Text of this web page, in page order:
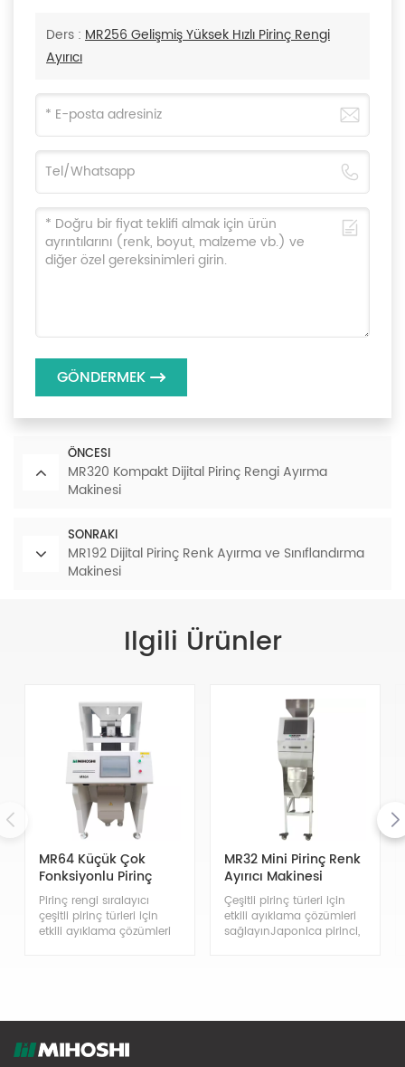
Ders : MR256 Gelişmiş Yüksek Hızlı Pirinç Rengi
Ayırıcı
GÖNDERMEK
ÖNCESI
MR320 Kompakt Dijital Pirinç Rengi Ayırma
Makinesi
SONRAKI
MR192 Dijital Pirinç Renk Ayırma ve Sınıflandırma
Makinesi
Ilgili Ürünler
MR64 Küçük Çok
Fonksiyonlu Pirinç
Rengi Ayırıcı
Pirinç rengi sıralayıcı
çeşitli pirinç türleri için
etkili ayıklama çözümleri
pirinç, kırmızı pirinç,
embriyo pirinci, sabunlu
pirinç, mor pirinç, darı, Tay
MR32 Mini Pirinç Renk
Ayırıcı Makinesi
Çeşitli pirinç türleri için
etkili ayıklama çözümleri
sağlayınJaponica pirinci,
embriyo pirinci, sabunlu